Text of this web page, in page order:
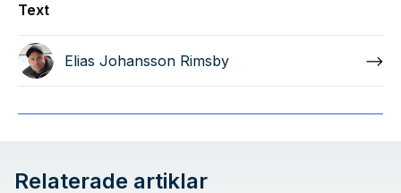
Text
Elias Johansson Rimsby
Relaterade artiklar